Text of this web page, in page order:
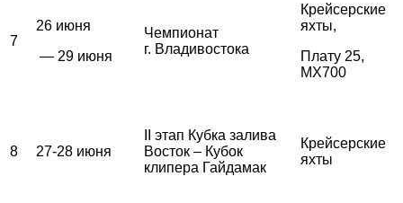
7
26 июня
— 29 июня
Чемпионат
г. Владивостока
Крейсерские
яхты,
Плату 25,
MX700
8 27-28 июня
II этап Кубка залива
Восток – Кубок
клипера Гайдамак
Крейсерские
яхты